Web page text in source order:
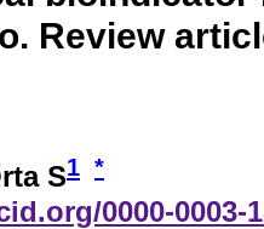
Review
S1 *
0000-0003-